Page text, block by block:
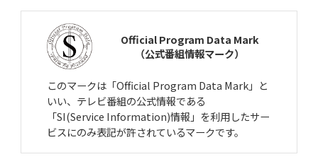
Official Program Data Mark
（公式番組情報マーク）
このマークは「Official Program Data Mark」と
いい、テレビ番組の公式情報である
「SI(Service Information)情報」を利用したサー
ビスにのみ表記が許されているマークです。